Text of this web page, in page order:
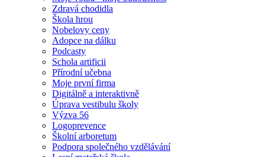
Zdravá chodidla
Škola hrou
Nobelovy ceny
Adopce na dálku
Podcasty
Schola artificii
Přírodní učebna
Moje první firma
Digitálně a interaktivně
Úprava vestibulu školy
Výzva 56
Logoprevence
Školní arboretum
Podpora společného vzdělávání